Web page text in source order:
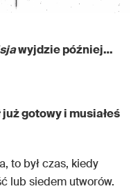
wyjdzie później…
już gotowy i musiałeś
to był czas, kiedy
lub siedem utworów.